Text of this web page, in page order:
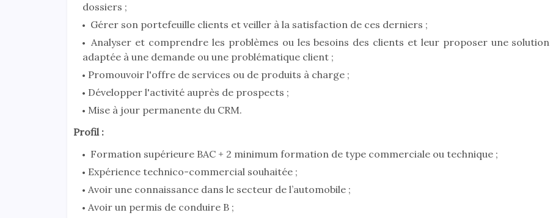
dossiers ;
Gérer son portefeuille clients et veiller à la satisfaction de ces derniers ;
Analyser et comprendre les problèmes ou les besoins des clients et leur proposer une solution
adaptée à une demande ou une problématique client ;
Promouvoir l'offre de services ou de produits à charge ;
Développer l'activité auprès de prospects ;
Mise à jour permanente du CRM.
Profil :
Formation supérieure BAC + 2 minimum formation de type commerciale ou technique ;
Expérience technico-commercial souhaitée ;
Avoir une connaissance dans le secteur de l’automobile ;
Avoir un permis de conduire B ;